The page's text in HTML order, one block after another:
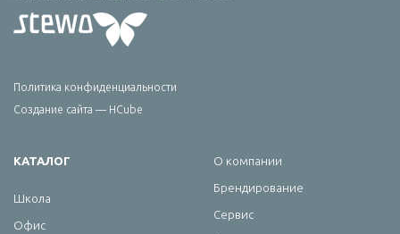
Политика конфиденциальности
Создание сайта — HCube
КАТАЛОГ
Школа
Офис
О компании
Брендирование
Сервис